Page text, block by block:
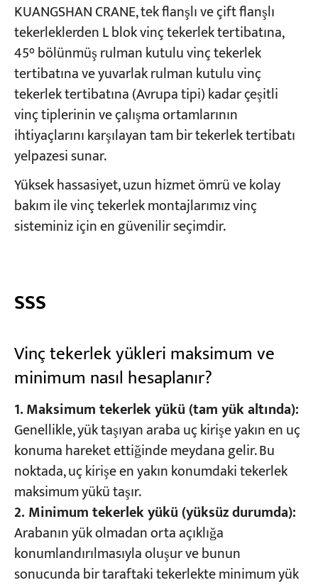
KUANGSHAN CRANE, tek flanşlı ve çift flanşlı
tekerleklerden L blok vinç tekerlek tertibatına,
45° bölünmüş rulman kutulu vinç tekerlek
tertibatına ve yuvarlak rulman kutulu vinç
tekerlek tertibatına (Avrupa tipi) kadar çeşitli
vinç tiplerinin ve çalışma ortamlarının
ihtiyaçlarını karşılayan tam bir tekerlek tertibatı
yelpazesi sunar.
Yüksek hassasiyet, uzun hizmet ömrü ve kolay
bakım ile vinç tekerlek montajlarımız vinç
sisteminiz için en güvenilir seçimdir.
SSS
Vinç tekerlek yükleri maksimum ve
minimum nasıl hesaplanır?
1.Maksimum tekerlek yükü (tam yük altında):
Genellikle, yük taşıyan araba uç kirişe yakın en uç
konuma hareket ettiğinde meydana gelir. Bu
noktada, uç kirişe en yakın konumdaki tekerlek
maksimum yükü taşır.
2. Minimum tekerlek yükü (yüksüz durumda):
Arabanın yük olmadan orta açıklığa
konumlandırılmasıyla oluşur ve bunun
sonucunda bir taraftaki tekerlekte minimum yük